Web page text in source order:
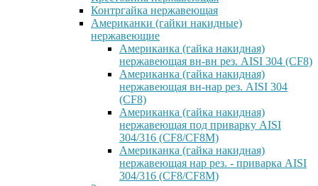
Контргайка нержавеющая
Американки (гайки накидные)
нержавеющие
Американка (гайка накидная)
нержавеющая вн-вн рез. AISI 304 (CF8)
Американка (гайка накидная)
нержавеющая вн-нар рез. AISI 304
(CF8)
Американка (гайка накидная)
нержавеющая под приварку AISI
304/316 (CF8/CF8M)
Американка (гайка накидная)
нержавеющая нар рез. - приварка AISI
304/316 (CF8/CF8M)